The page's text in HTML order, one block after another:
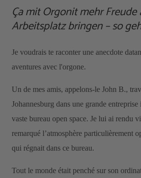
Ça mit Orgonit mehr Freude
Arbeitsplatz bringen – so
Je voudrais te raconter une anecdote
aventures avec l'orgone.
Un de mes amis, appelons-le John B.,
Johannesburg dans une grande
vaste bureau open space. Je lui ai rendu
remarqué l’atmosphère particulièrement
qui régnait dans ce bureau.
Tout le monde était penché sur son